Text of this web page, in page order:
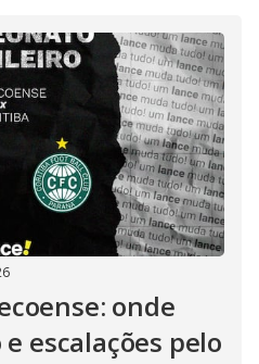
onde
escalações pelo